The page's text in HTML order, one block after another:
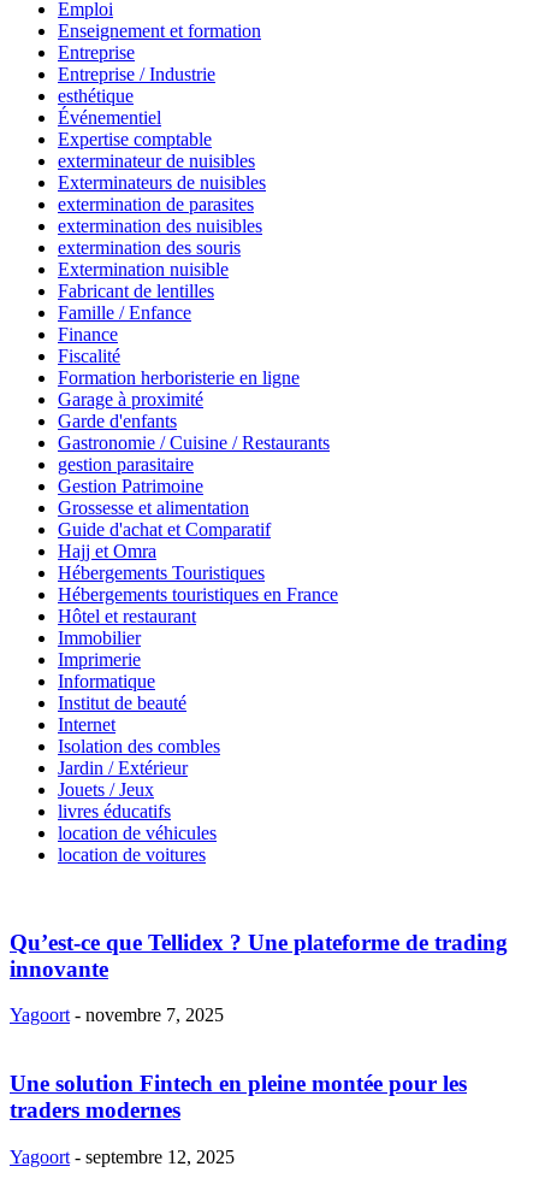
Emploi
Enseignement et formation
Entreprise
Entreprise / Industrie
esthétique
Événementiel
Expertise comptable
exterminateur de nuisibles
Exterminateurs de nuisibles
extermination de parasites
extermination des nuisibles
extermination des souris
Extermination nuisible
Fabricant de lentilles
Famille / Enfance
Finance
Fiscalité
Formation herboristerie en ligne
Garage à proximité
Garde d'enfants
Gastronomie / Cuisine / Restaurants
gestion parasitaire
Gestion Patrimoine
Grossesse et alimentation
Guide d'achat et Comparatif
Hajj et Omra
Hébergements Touristiques
Hébergements touristiques en France
Hôtel et restaurant
Immobilier
Imprimerie
Informatique
Institut de beauté
Internet
Isolation des combles
Jardin / Extérieur
Jouets / Jeux
livres éducatifs
location de véhicules
location de voitures
Qu’est-ce que Tellidex ? Une plateforme de trading
innovante
Yagoort - novembre 7, 2025
Une solution Fintech en pleine montée pour les
traders modernes
Yagoort - septembre 12, 2025